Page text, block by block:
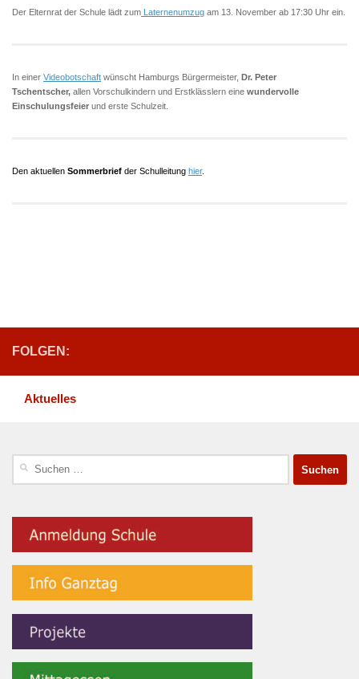
Der Elternrat der Schule lädt zum Laternenumzug am 13. November ab 17:30 Uhr ein.
In einer Videobotschaft wünscht Hamburgs Bürgermeister, Dr. Peter
Tschentscher, allen Vorschulkindern und Erstklässlern eine wundervolle
Einschulungsfeier und erste Schulzeit.
Den aktuellen Sommerbrief der Schulleitung hier.
FOLGEN:
Aktuelles